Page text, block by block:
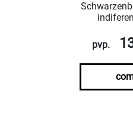
pvp.